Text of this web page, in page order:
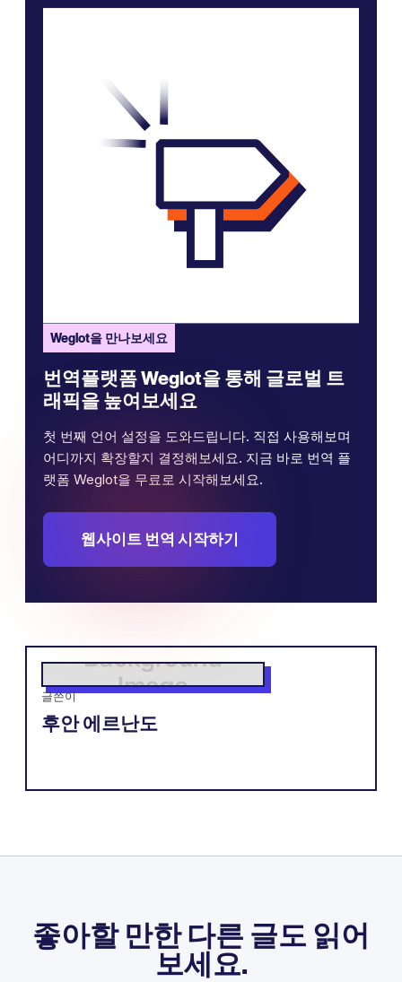
Weglot을 만나보세요
번역플랫폼 Weglot을 통해 글로벌 트
래픽을 높여보세요
첫 번째 언어 설정을 도와드립니다. 직접 사용해보며
어디까지 확장할지 결정해보세요. 지금 바로 번역 플
랫폼 Weglot을 무료로 시작해보세요.
웹사이트 번역 시작하기
글쓴이
후안 에르난도
좋아할 만한 다른 글도 읽어
보세요.